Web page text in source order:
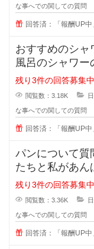
な事へでの関しての質問
回答済：「報酬UP
おすすめのシャ
風呂のシャワー
近ではミラブル
残り3件の回答募集中
閲覧数：3.18K
な事へでの関しての質問
回答済：「報酬UP
パンについて質
たちと私があん
入するようにな
残り3件の回答募集中
閲覧数：3.36K
な事へでの関しての質問
回答済：「報酬UP